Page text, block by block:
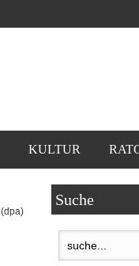
KULTUR
(dpa)
Suche